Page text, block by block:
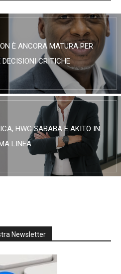
È ANCORA MATURA PER
DECISIONI CRITICHE
HWG SABABA E AKITO IN
LINEA
Newsletter